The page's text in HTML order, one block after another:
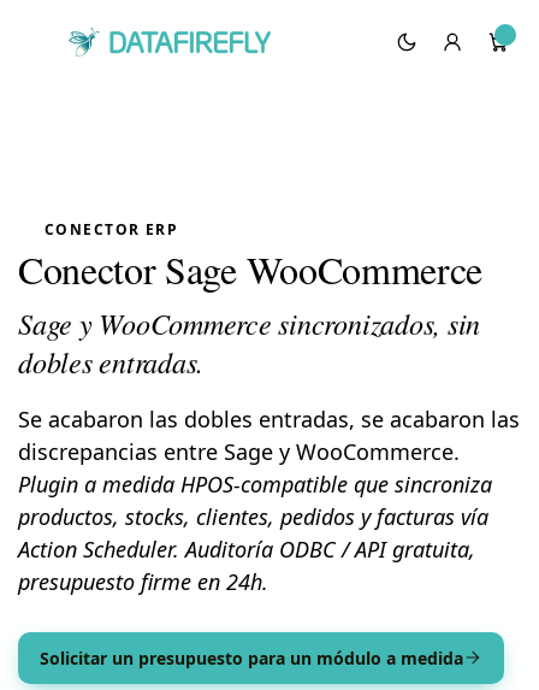
CONECTOR ERP
Conector Sage WooCommerce
Sage y WooCommerce sincronizados, sin
dobles entradas.
Se acabaron las dobles entradas, se acabaron las
discrepancias entre Sage y WooCommerce.
Plugin a medida HPOS-compatible que sincroniza
productos, stocks, clientes, pedidos y facturas vía
Action Scheduler. Auditoría ODBC / API gratuita,
presupuesto firme en 24h.
Solicitar un presupuesto para un módulo a medida